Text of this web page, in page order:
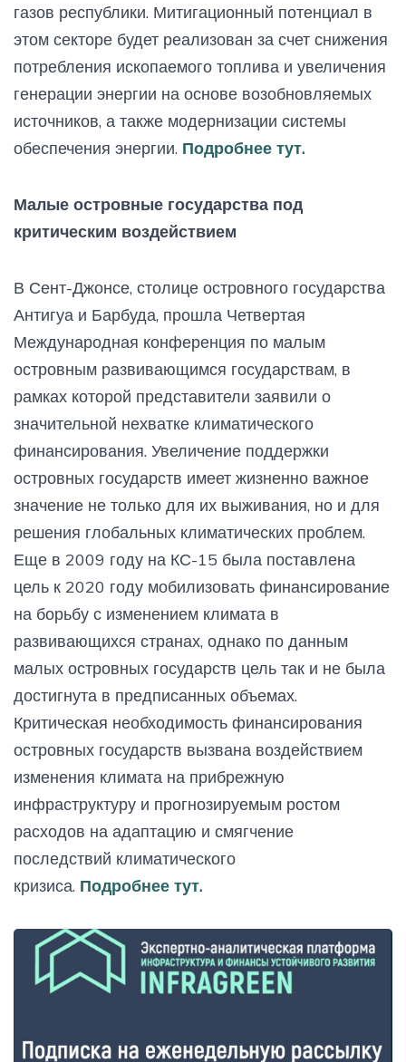
газов республики. Митигационный потенциал в
этом секторе будет реализован за счет снижения
потребления ископаемого топлива и увеличения
генерации энергии на основе возобновляемых
источников, а также модернизации системы
обеспечения энергии. Подробнее тут.
Малые островные государства под
критическим воздействием
В Сент-Джонсе, столице островного государства
Антигуа и Барбуда, прошла Четвертая
Международная конференция по малым
островным развивающимся государствам, в
рамках которой представители заявили о
значительной нехватке климатического
финансирования. Увеличение поддержки
островных государств имеет жизненно важное
значение не только для их выживания, но и для
решения глобальных климатических проблем.
Еще в 2009 году на КС-15 была поставлена
цель к 2020 году мобилизовать финансирование
на борьбу с изменением климата в
развивающихся странах, однако по данным
малых островных государств цель так и не была
достигнута в предписанных объемах.
Критическая необходимость финансирования
островных государств вызвана воздействием
изменения климата на прибрежную
инфраструктуру и прогнозируемым ростом
расходов на адаптацию и смягчение
последствий климатического
кризиса. Подробнее тут.